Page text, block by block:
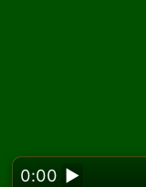
0:00 ▶